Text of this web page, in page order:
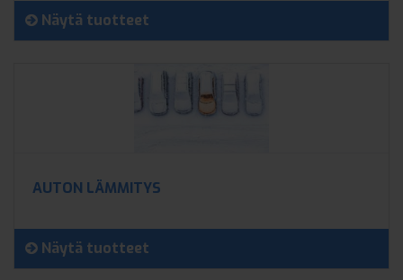
Näytä tuotteet
AUTON LÄMMITYS
Näytä tuotteet